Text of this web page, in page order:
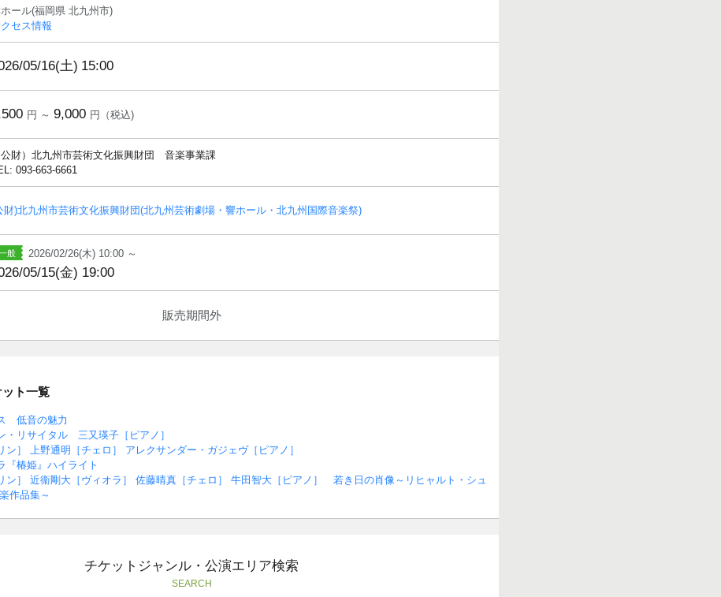
ール(福岡県 北九州市)
セス情報
05/16(土) 15:00
円 ～ 9,000 円（税込)
公財）北九州市芸術文化振興財団 音楽事業課
093-663-6661
財)北九州市芸術文化振興財団(北九州芸術劇場・響ホール・北九州国際音楽祭)
2026/02/26(木) 10:00 ～
05/15(金) 19:00
販売期間外
ト一覧
低音の魅力
・リサイタル 三又瑛子［ピアノ］
ン］ 上野通明［チェロ］ アレクサンダー・ガジェヴ［ピアノ］
『椿姫』ハイライト
ン］ 近衞剛大［ヴィオラ］ 佐藤晴真［チェロ］ 牛田智大［ピアノ］ 若き日の肖像～リヒャルト・シュ
作品集～
チケットジャンル・公演エリア検索
SEARCH